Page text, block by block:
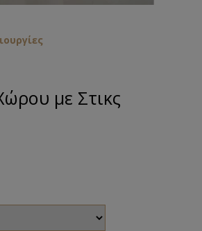
με Στικς